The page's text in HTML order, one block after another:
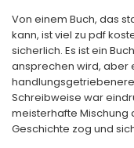
Von einem Buch, das
kann, ist viel zu pdf
sicherlich. Es ist ein
ansprechen wird, aber
Schreibweise war
meisterhafte Mischung
Geschichte zog und